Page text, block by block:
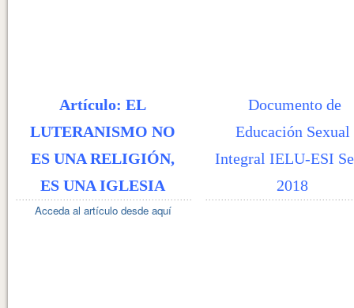
Artículo: EL
LUTERANISMO NO
ES UNA RELIGIÓN,
ES UNA IGLESIA
Acceda al artículo desde aquí
Documento de
Educación Sexual
Integral IELU-ESI
2018